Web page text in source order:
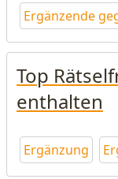
Ergänzende
Top
enthalten
Ergänzung